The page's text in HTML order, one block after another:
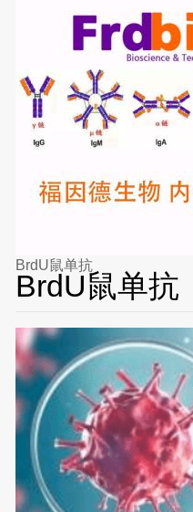
BrdU鼠单抗
BrdU鼠单抗